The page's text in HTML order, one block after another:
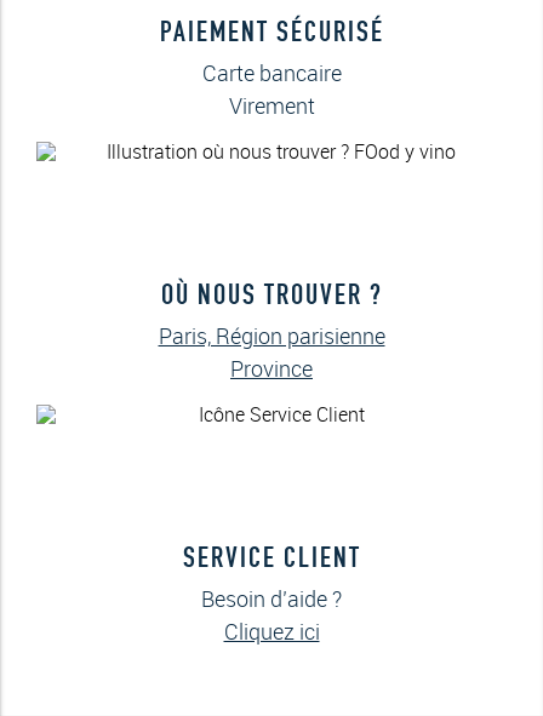
PAIEMENT SÉCURISÉ
Carte bancaire
Virement
OÙ NOUS TROUVER ?
Paris, Région parisienne
Province
SERVICE CLIENT
Besoin d’aide ?
Cliquez ici